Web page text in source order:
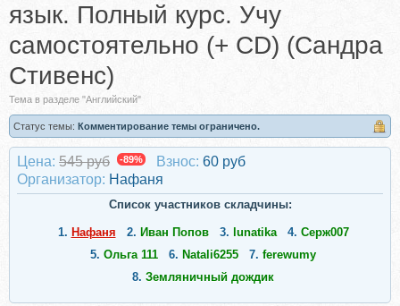
язык. Полный курс. Учу
самостоятельно (+ CD) (Сандра
Стивенс)
Тема в разделе "Английский"
Статус темы: Комментирование темы ограничено.
Цена: 545 руб -89% Взнос: 60 руб
Организатор: Нафаня
Список участников складчины:
1. Нафаня 2. Иван Попов 3. lunatika 4. Серж007
5. Ольга 111 6. Natali6255 7. ferewumy
8. Земляничный дождик